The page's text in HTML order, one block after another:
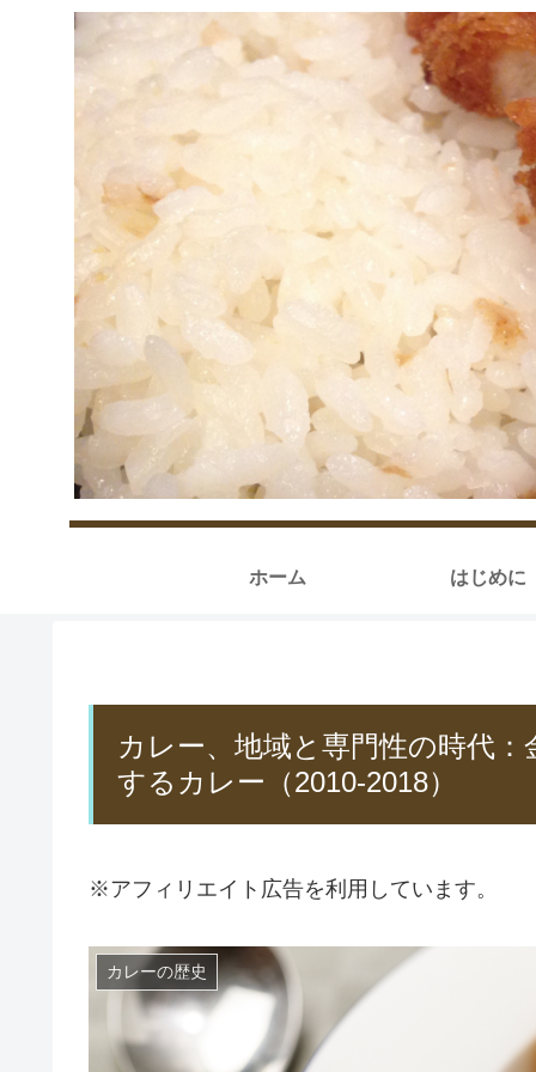
ホーム はじめに
カレー、地域と専門性の時代
するカレー（2010-2018）
※アフィリエイト広告を利用しています。
カレーの歴史